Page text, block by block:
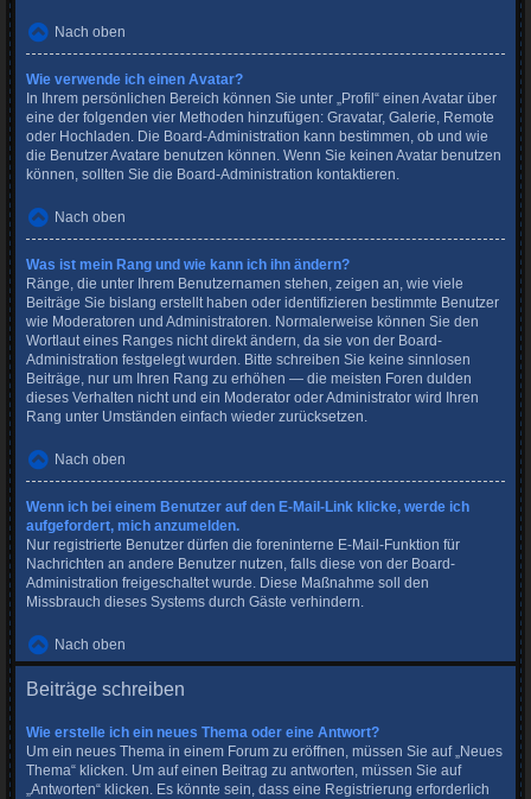
Nach oben
Wie verwende ich einen Avatar?
In Ihrem persönlichen Bereich können Sie unter „Profil“ einen Avatar über
eine der folgenden vier Methoden hinzufügen: Gravatar, Galerie, Remote
oder Hochladen. Die Board-Administration kann bestimmen, ob und wie
die Benutzer Avatare benutzen können. Wenn Sie keinen Avatar benutzen
können, sollten Sie die Board-Administration kontaktieren.
Nach oben
Was ist mein Rang und wie kann ich ihn ändern?
Ränge, die unter Ihrem Benutzernamen stehen, zeigen an, wie viele
Beiträge Sie bislang erstellt haben oder identifizieren bestimmte Benutzer
wie Moderatoren und Administratoren. Normalerweise können Sie den
Wortlaut eines Ranges nicht direkt ändern, da sie von der Board-
Administration festgelegt wurden. Bitte schreiben Sie keine sinnlosen
Beiträge, nur um Ihren Rang zu erhöhen — die meisten Foren dulden
dieses Verhalten nicht und ein Moderator oder Administrator wird Ihren
Rang unter Umständen einfach wieder zurücksetzen.
Nach oben
Wenn ich bei einem Benutzer auf den E-Mail-Link klicke, werde ich
aufgefordert, mich anzumelden.
Nur registrierte Benutzer dürfen die foreninterne E-Mail-Funktion für
Nachrichten an andere Benutzer nutzen, falls diese von der Board-
Administration freigeschaltet wurde. Diese Maßnahme soll den
Missbrauch dieses Systems durch Gäste verhindern.
Nach oben
Beiträge schreiben
Wie erstelle ich ein neues Thema oder eine Antwort?
Um ein neues Thema in einem Forum zu eröffnen, müssen Sie auf „Neues
Thema“ klicken. Um auf einen Beitrag zu antworten, müssen Sie auf
„Antworten“ klicken. Es könnte sein, dass eine Registrierung erforderlich